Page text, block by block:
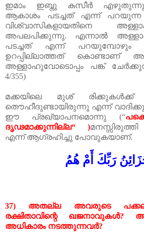
ഇമാം
ഇബ്നു കസീർ
ആകാശം
പടച്ചത് എന്ന് പറയുന്ന
വിശ്വാസികളായതിനെ
അപലപിക്കുന്നു. എന്നാൽ അള്ളാ
പടച്ചത്
എന്ന് പറയുമ്പോഴും
ഉറപ്പില്ലാത്തത്
കൊണ്ടാണ്
അള്ളാഹുവോടൊപ്പം
പങ്ക്
4/355)
മക്കയിലെ മുശ് രിക്കുകൾക്ക്
തൌഹീദുണ്ടായിരുന്നു എന്ന്
ഈ
പ്രഖ്യാപനമൊന്നു (“
ദൃഢമാക്കുന്നില്ല“ )മനസ്സിരുത്തി
എന്ന് ആഗ്രഹിച്ചു പോവുകയാണ്.
رَبِّكَ أَمْ هُمُ
37) അതല്ല അവരുടെ
രക്ഷിതാവിന്റെ
ഖജനാവുകൾ?
അധികാരം നടത്തുന്നവർ?